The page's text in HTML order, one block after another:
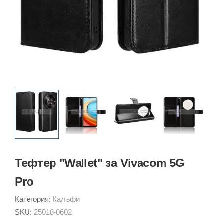
Тефтер "Wallet" за Vivacom 5G
Pro
Категория: Калъфи
SKU: 25018-0602